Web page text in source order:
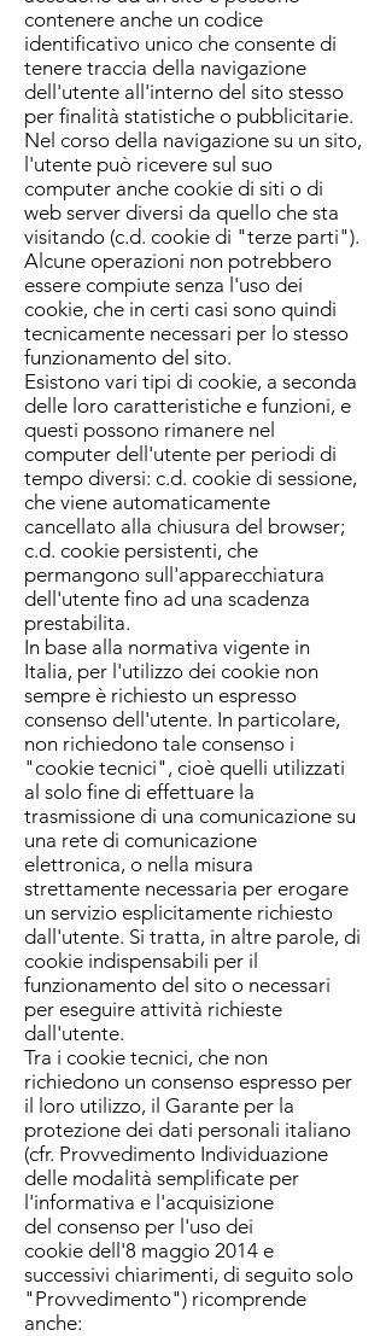
contenere anche un codice
identificativo unico che consente di
tenere traccia della navigazione
dell'utente all'interno del sito stesso
per finalità statistiche o pubblicitarie.
Nel corso della navigazione su un sito,
l'utente può ricevere sul suo
computer anche cookie di siti o di
web server diversi da quello che sta
visitando (c.d. cookie di "terze parti").
Alcune operazioni non potrebbero
essere compiute senza l'uso dei
cookie, che in certi casi sono quindi
tecnicamente necessari per lo stesso
funzionamento del sito.
Esistono vari tipi di cookie, a seconda
delle loro caratteristiche e funzioni, e
questi possono rimanere nel
computer dell'utente per periodi di
tempo diversi: c.d. cookie di sessione,
che viene automaticamente
cancellato alla chiusura del browser;
c.d. cookie persistenti, che
permangono sull'apparecchiatura
dell'utente fino ad una scadenza
prestabilita.
In base alla normativa vigente in
Italia, per l'utilizzo dei cookie non
sempre è richiesto un espresso
consenso dell'utente. In particolare,
non richiedono tale consenso i
"cookie tecnici", cioè quelli utilizzati
al solo fine di effettuare la
trasmissione di una comunicazione su
una rete di comunicazione
elettronica, o nella misura
strettamente necessaria per erogare
un servizio esplicitamente richiesto
dall'utente. Si tratta, in altre parole, di
cookie indispensabili per il
funzionamento del sito o necessari
per eseguire attività richieste
dall'utente.
Tra i cookie tecnici, che non
richiedono un consenso espresso per
il loro utilizzo, il Garante per la
protezione dei dati personali italiano
(cfr. Provvedimento Individuazione
delle modalità semplificate per
l'informativa e l'acquisizione
del consenso per l'uso dei
cookie dell'8 maggio 2014 e
successivi chiarimenti, di seguito solo
"Provvedimento") ricomprende
anche: